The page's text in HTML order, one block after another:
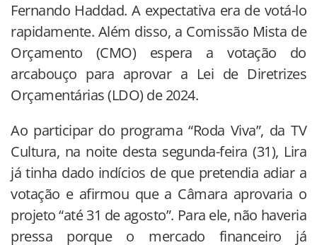
Fernando Haddad. A expectativa era de votá-lo
rapidamente. Além disso, a Comissão Mista de
Orçamento (CMO) espera a votação do
arcabouço para aprovar a Lei de Diretrizes
Orçamentárias (LDO) de 2024.
Ao participar do programa “Roda Viva”, da TV
Cultura, na noite desta segunda-feira (31), Lira
já tinha dado indícios de que pretendia adiar a
votação e afirmou que a Câmara aprovaria o
projeto “até 31 de agosto”. Para ele, não haveria
pressa porque o mercado financeiro já